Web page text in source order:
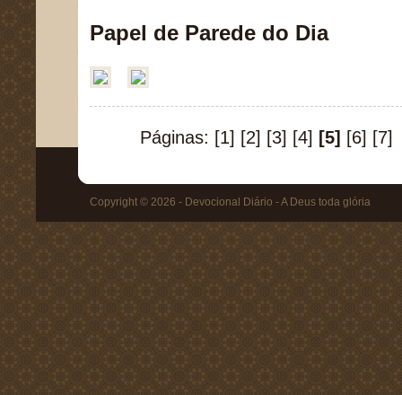
Papel de Parede do Dia
Páginas: [1] [2] [3] [4] [5] [6] [7]
Copyright © 2026 - Devocional Diário - A Deus toda glória